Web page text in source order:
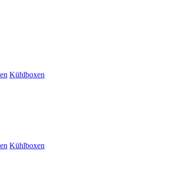
Kühlboxen
Kühlboxen